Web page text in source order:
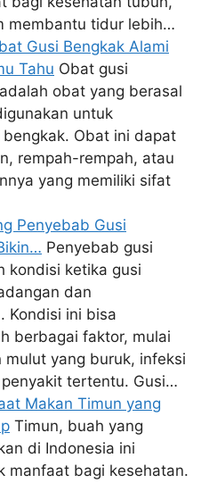
membantu tidur lebih…
Gusi Bengkak Alami
Tahu Obat gusi
obat yang berasal
untuk
Obat ini dapat
rempah-rempah, atau
yang memiliki sifat
Penyebab Gusi
Penyebab gusi
kondisi ketika gusi
dan
Kondisi ini bisa
berbagai faktor, mulai
mulut yang buruk, infeksi
tertentu. Gusi…
Makan Timun yang
Timun, buah yang
di Indonesia ini
manfaat bagi kesehatan.